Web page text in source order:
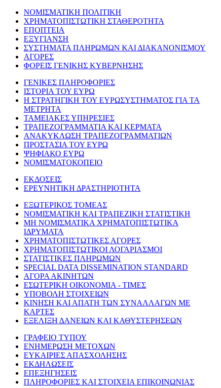
ΝΟΜΙΣΜΑΤΙΚΗ ΠΟΛΙΤΙΚΗ
ΧΡΗΜΑΤΟΠΙΣΤΩΤΙΚΗ ΣΤΑΘΕΡΟΤΗΤΑ
ΕΠΟΠΤΕΙΑ
ΕΞΥΓΙΑΝΣΗ
ΣΥΣΤΗΜΑΤΑ ΠΛΗΡΩΜΩΝ ΚΑΙ ΔΙΑΚΑΝΟΝΙΣΜΟΥ
ΑΓΟΡΕΣ
ΦΟΡΕΙΣ ΓΕΝΙΚΗΣ ΚΥΒΕΡΝΗΣΗΣ
ΓΕΝΙΚΕΣ ΠΛΗΡΟΦΟΡΙΕΣ
ΙΣΤΟΡΙΑ ΤΟΥ ΕΥΡΩ
Η ΣΤΡΑΤΗΓΙΚΗ ΤΟΥ ΕΥΡΩΣΥΣΤΗΜΑΤΟΣ ΓΙΑ ΤΑ
ΜΕΤΡΗΤΑ
ΤΑΜΕΙΑΚΕΣ ΥΠΗΡΕΣΙΕΣ
ΤΡΑΠΕΖΟΓΡΑΜΜΑΤΙΑ ΚΑΙ ΚΕΡΜΑΤΑ
ΑΝΑΚΥΚΛΩΣΗ ΤΡΑΠΕΖΟΓΡΑΜΜΑΤΙΩΝ
ΠΡΟΣΤΑΣΙΑ ΤΟΥ ΕΥΡΩ
ΨΗΦΙΑΚΟ ΕΥΡΩ
ΝΟΜΙΣΜΑΤΟΚΟΠΕΙΟ
ΕΚΔΟΣΕΙΣ
ΕΡΕΥΝΗΤΙΚΗ ΔΡΑΣΤΗΡΙΟΤΗΤΑ
ΕΞΩΤΕΡΙΚΟΣ ΤΟΜΕΑΣ
ΝΟΜΙΣΜΑΤΙΚΗ ΚΑΙ ΤΡΑΠΕΖΙΚΗ ΣΤΑΤΙΣΤΙΚΗ
ΜΗ ΝΟΜΙΣΜΑΤΙΚΑ ΧΡΗΜΑΤΟΠΙΣΤΩΤΙΚΑ
ΙΔΡΥΜΑΤΑ
ΧΡΗΜΑΤΟΠΙΣΤΩΤΙΚΕΣ ΑΓΟΡΕΣ
ΧΡΗΜΑΤΟΠΙΣΤΩΤΙΚΟΙ ΛΟΓΑΡΙΑΣΜΟΙ
ΣΤΑΤΙΣΤΙΚΕΣ ΠΛΗΡΩΜΩΝ
SPECIAL DATA DISSEMINATION STANDARD
ΑΓΟΡΑ ΑΚΙΝΗΤΩΝ
ΕΣΩΤΕΡΙΚΗ ΟΙΚΟΝΟΜΙΑ - ΤΙΜΕΣ
ΥΠΟΒΟΛΗ ΣΤΟΙΧΕΙΩΝ
ΚΙΝΗΣΗ ΚΑΙ ΑΠΑΤΗ ΤΩΝ ΣΥΝΑΛΛΑΓΩΝ ΜΕ
ΚΑΡΤΕΣ
ΕΞΕΛΙΞΗ ΔΑΝΕΙΩΝ ΚΑΙ ΚΑΘΥΣΤΕΡΗΣΕΩΝ
ΓΡΑΦΕΙΟ ΤΥΠΟΥ
ΕΝΗΜΕΡΩΣΗ ΜΕΤΟΧΩΝ
ΕΥΚΑΙΡΙΕΣ ΑΠΑΣΧΟΛΗΣΗΣ
ΕΚΔΗΛΩΣΕΙΣ
ΕΠΕΞΗΓΗΣΕΙΣ
ΠΛΗΡΟΦΟΡΙΕΣ ΚΑΙ ΣΤΟΙΧΕΙΑ ΕΠΙΚΟΙΝΩΝΙΑΣ